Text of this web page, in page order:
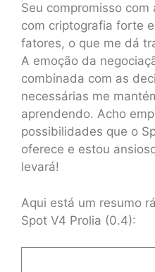
Seu compromisso
com criptografia forte
fatores, o que me dá
A emoção da
combinada com as
necessárias me
aprendendo. Acho
possibilidades que o
oferece e estou
levará!
Aqui está um resumo
Spot V4 Prolia (0.4):